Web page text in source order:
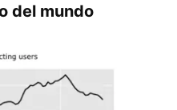
del mundo